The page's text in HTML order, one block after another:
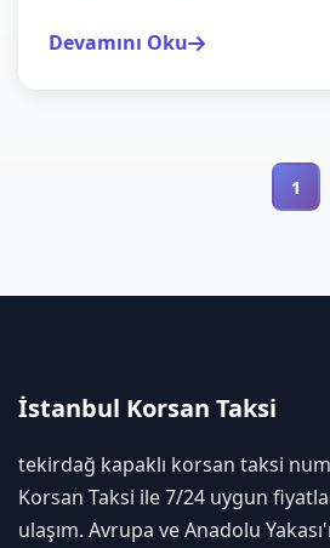
Devamını Oku
1
İstanbul Korsan Taksi
tekirdağ kapaklı korsan taksi
Korsan Taksi ile 7/24 uygun
ulaşım. Avrupa ve Anadolu